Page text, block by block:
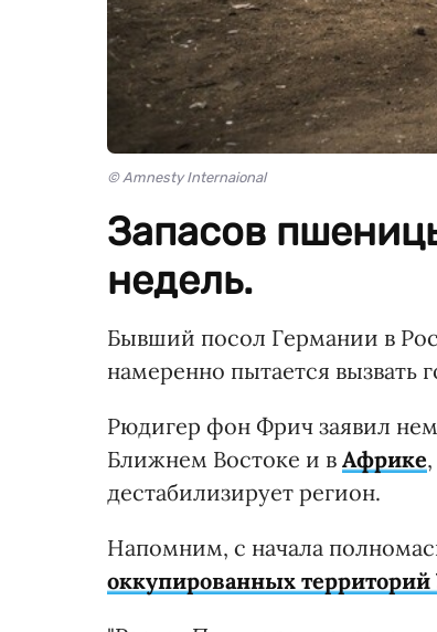
© Amnesty Internaional
Запасов
недель.
Бывший посол Германии в
намеренно пытается вызвать
Рюдигер фон Фрич заявил
Ближнем Востоке и в Африке
дестабилизирует регион.
Напомним, с начала
оккупированных